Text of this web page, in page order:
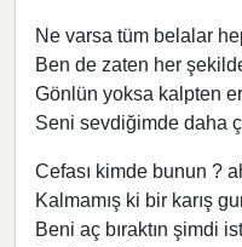
Ne varsa tüm belalar
Ben de zaten her
Gönlün yoksa kalpten
Seni sevdiğimde daha
Cefası kimde bunun ?
Kalmamış ki bir karış
Beni aç bıraktın şimdi